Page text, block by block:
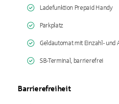
Ladefunktion Prepaid Handy
Parkplatz
Geldautomat mit Einzahl- und
SB-Terminal, barrierefrei
Barrierefreiheit